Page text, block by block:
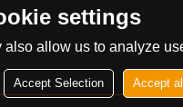
settings
allow us to analyze
Accept Selection Accept all